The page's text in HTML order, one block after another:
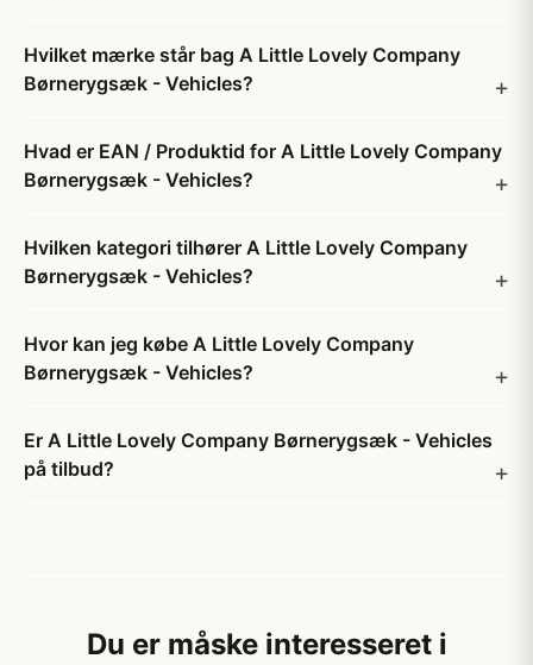
Hvilket mærke står bag A Little Lovely Company
Børnerygsæk - Vehicles?
Hvad er EAN / Produktid for A Little Lovely Company
Børnerygsæk - Vehicles?
Hvilken kategori tilhører A Little Lovely Company
Børnerygsæk - Vehicles?
Hvor kan jeg købe A Little Lovely Company
Børnerygsæk - Vehicles?
Er A Little Lovely Company Børnerygsæk - Vehicles
på tilbud?
Du er måske interesseret i